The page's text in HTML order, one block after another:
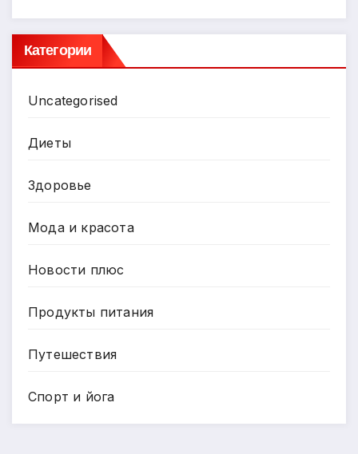
Категории
Uncategorised
Диеты
Здоровье
Мода и красота
Новости плюс
Продукты питания
Путешествия
Спорт и йога